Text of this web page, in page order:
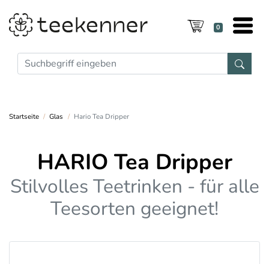
0
Startseite Glas Hario Tea Dripper
HARIO Tea Dripper
Stilvolles Teetrinken - für alle
Teesorten geeignet!